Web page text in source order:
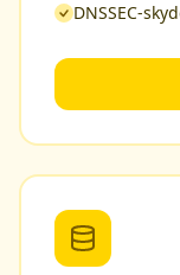
DNSSEC-